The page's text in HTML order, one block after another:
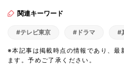
関連キーワード
#テレビ東京 #ドラマ #
※本記事は掲載時点の情報であり、最
ます。予めご了承ください。